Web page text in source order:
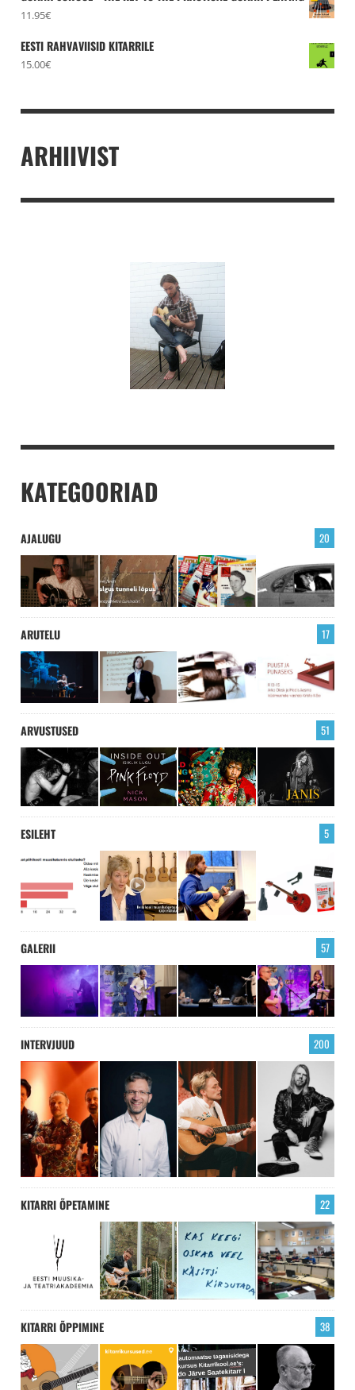
11.95€
EESTI RAHVAVIISID KITARRILE
15.00€
ARHIIVIST
KATEGOORIAD
AJALUGU 20
ARUTELU 17
ARVUSTUSED 51
ESILEHT 5
GALERII 57
INTERVJUUD 200
KITARRI ÕPETAMINE 22
KITARRI ÕPPIMINE 38